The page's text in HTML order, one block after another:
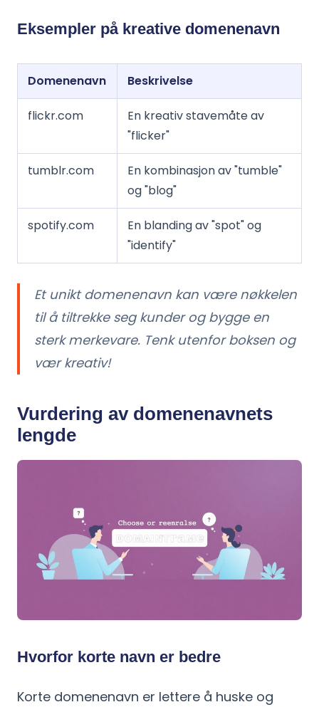
Eksempler på kreative domenenavn
Domenenavn Beskrivelse
flickr.com
En kreativ stavemåte av
"flicker"
tumblr.com
En kombinasjon av "tumble"
og "blog"
spotify.com
En blanding av "spot" og
"identify"
Et unikt domenenavn kan være nøkkelen
til å tiltrekke seg kunder og bygge en
sterk merkevare. Tenk utenfor boksen og
vær kreativ!
Vurdering av domenenavnets
lengde
Hvorfor korte navn er bedre
Korte domenenavn er lettere å huske og